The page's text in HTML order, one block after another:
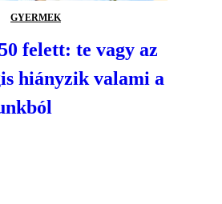
GYERMEK
felett: te vagy az
hiányzik valami a